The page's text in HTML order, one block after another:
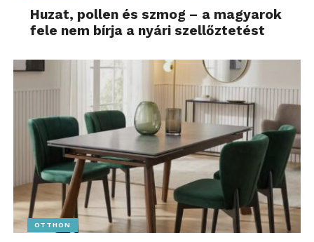
Huzat, pollen és szmog – a magyarok
fele nem bírja a nyári szellőztetést
OTTHON